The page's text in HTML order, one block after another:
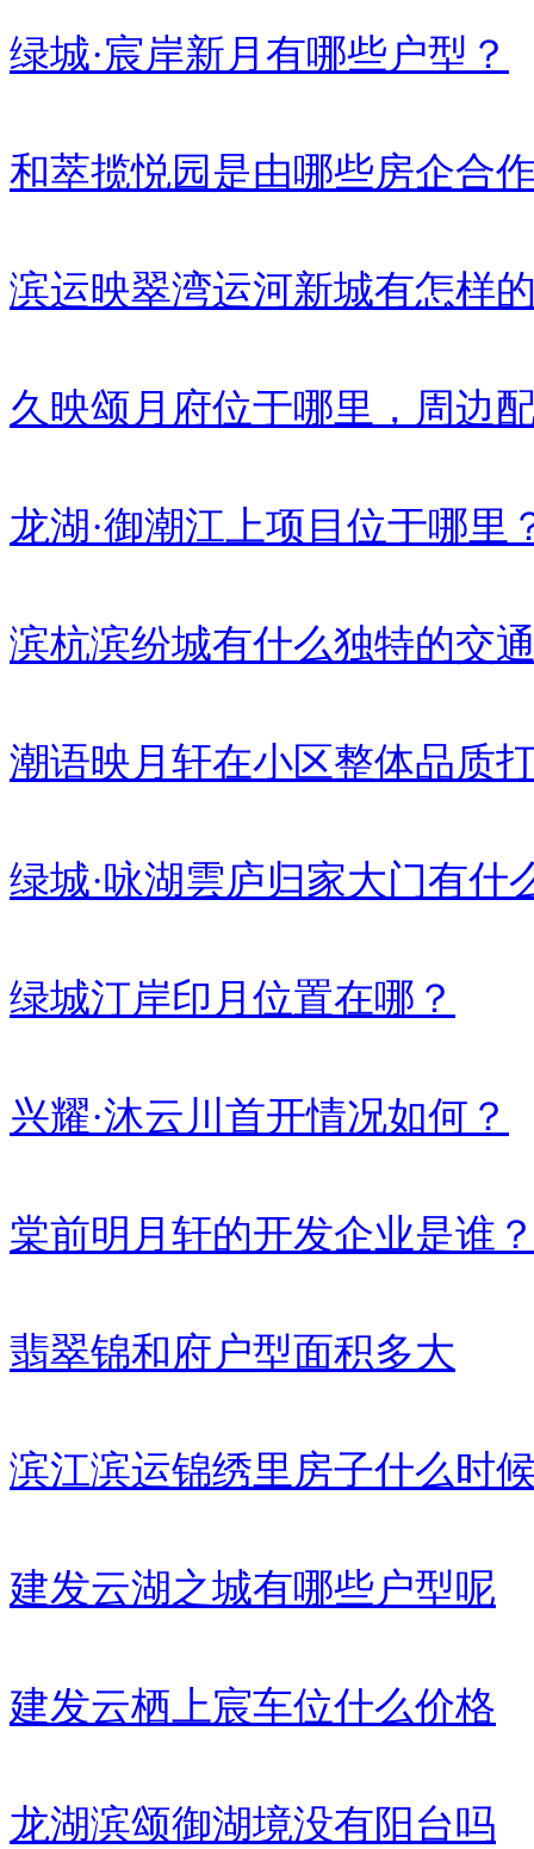
绿城·宸岸新月有哪些户型？
和萃揽悦园是由哪些房企合
滨运映翠湾运河新城有怎样
久映颂月府位于哪里，周边
龙湖·御潮江上项目位于哪里
滨杭滨纷城有什么独特的交
潮语映月轩在小区整体品质
绿城·咏湖雲庐归家大门有什
绿城汀岸印月位置在哪？
兴耀·沐云川首开情况如何？
棠前明月轩的开发企业是谁
翡翠锦和府户型面积多大
滨江滨运锦绣里房子什么时
建发云湖之城有哪些户型呢
建发云栖上宸车位什么价格
龙湖滨颂御湖境没有阳台吗